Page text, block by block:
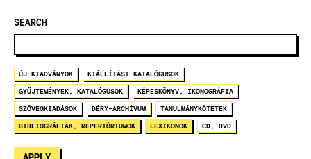
SEARCH
ÚJ KIADVÁNYOK KIÁLLÍTÁSI KATALÓGUSOK
GYŰJTEMÉNYEK, KATALÓGUSOK KÉPESKÖNYV, IKONOGRÁFIA
SZÖVEGKIADÁSOK DÉRY-ARCHÍVUM TANULMÁNYKÖTETEK
BIBLIOGRÁFIÁK, REPERTÓRIUMOK LEXIKONOK CD, DVD